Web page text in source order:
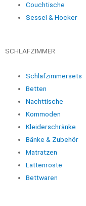
Couchtische
Sessel & Hocker
SCHLAFZIMMER
Schlafzimmersets
Betten
Nachttische
Kommoden
Kleiderschränke
Bänke & Zubehör
Matratzen
Lattenroste
Bettwaren